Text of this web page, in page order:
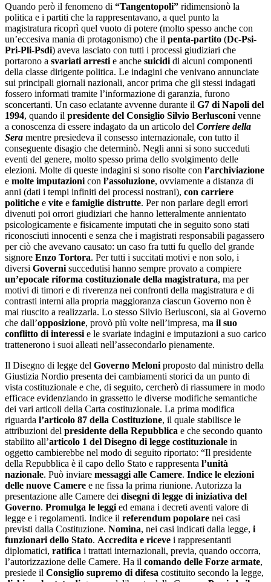
Quando però il fenomeno di “Tangentopoli” ridimensionò la
politica e i partiti che la rappresentavano, a quel punto la
magistratura ricoprì quel vuoto di potere (molto spesso anche con
un’eccesiva mania di protagonismo) che il penta-partito (Dc-Psi-
Pri-Pli-Psdi) aveva lasciato con tutti i processi giudiziari che
portarono a svariati arresti e anche suicidi di alcuni componenti
della classe dirigente politica. Le indagini che venivano annunciate
sui principali giornali nazionali, ancor prima che gli stessi indagati
fossero informati tramite l’informazione di garanzia, furono
sconcertanti. Un caso eclatante avvenne durante il G7 di Napoli del
1994, quando il presidente del Consiglio Silvio Berlusconi venne
a conoscenza di essere indagato da un articolo del Corriere della
Sera mentre presiedeva il consesso internazionale, con tutto il
conseguente disagio che determinò. Negli anni si sono succeduti
eventi del genere, molto spesso prima dello svolgimento delle
elezioni. Molte di queste indagini si sono risolte con l’archiviazione
e molte imputazioni con l’assoluzione, ovviamente a distanza di
anni (dati i tempi infiniti dei processi nostrani), con carriere
politiche e vite e famiglie distrutte. Per non parlare degli errori
divenuti poi orrori giudiziari che hanno letteralmente annientato
psicologicamente e fisicamente imputati che in seguito sono stati
riconosciuti innocenti e senza che i magistrati responsabili pagassero
per ciò che avevano causato: un caso fra tutti fu quello del grande
signore Enzo Tortora. Per tutti i succitati motivi e non solo, i
diversi Governi succedutisi hanno sempre provato a compiere
un’epocale riforma costituzionale della magistratura, ma per
motivi di timori e di riverenza nei confronti della magistratura e di
contrasti interni alla propria maggioranza ciascun Governo non è
mai riuscito a realizzarla. Lo stesso Silvio Berlusconi, sia al Governo
che dall’opposizione, provò più volte nell’impresa, ma il suo
conflitto di interessi e le svariate indagini e imputazioni a suo carico
trattenerono i suoi alleati nell’assecondarlo pienamente.
Il Disegno di legge del Governo Meloni proposto dal ministro della
Giustizia Nordio presenta dei cambiamenti storici da un punto di
vista costituzionale e che, di seguito, cercherò di riassumere in modo
efficace evidenziando in grassetto le diverse modifiche semantiche
dei vari articoli della Carta costituzionale. La prima modifica
riguarda l’articolo 87 della Costituzione, il quale stabilisce le
attribuzioni del presidente della Repubblica e che secondo quanto
stabilito all’articolo 1 del Disegno di legge costituzionale in
oggetto cambierebbe nel modo di seguito riportato: “Il presidente
della Repubblica è il capo dello Stato e rappresenta l’unità
nazionale. Può inviare messaggi alle Camere. Indice le elezioni
delle nuove Camere e ne fissa la prima riunione. Autorizza la
presentazione alle Camere dei disegni di legge di iniziativa del
Governo. Promulga le leggi ed emana i decreti aventi valore di
legge e i regolamenti. Indice il referendum popolare nei casi
previsti dalla Costituzione. Nomina, nei casi indicati dalla legge, i
funzionari dello Stato. Accredita e riceve i rappresentanti
diplomatici, ratifica i trattati internazionali, previa, quando occorra,
l’autorizzazione delle Camere. Ha il comando delle Forze armate,
presiede il Consiglio supremo di difesa costituito secondo la legge,